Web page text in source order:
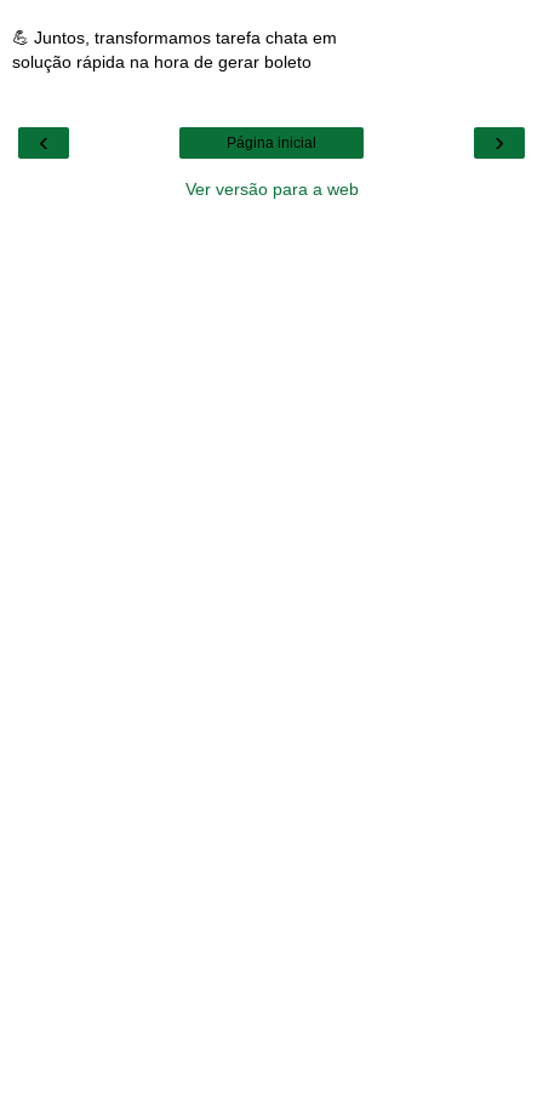
💪 Juntos, transformamos tarefa chata em
solução rápida na hora de gerar boleto
‹ ›
Página inicial
Ver versão para a web